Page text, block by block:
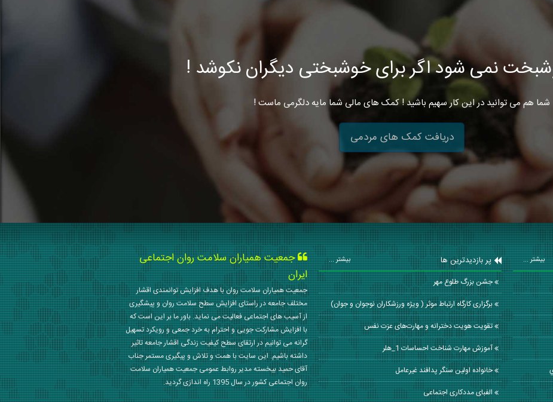
نمی شود اگر برای خوشبختی دیگران نکوشد !
شما هم می توانید در این کار سهیم باشید ! کمک های مالی شما مایه دلگرمی ماست !
دریافت کمک های مردمی
بیشتر ... پر بازدیدترین ها بیشتر ...
جشن بزرگ طلوع مهر
برگزاری کارگاه ارتباط موثر ( ویژه ورزشکاران نوجوان و جوان)
تقویت هویت دخترانه و مهارت‌های عزت نفس
آموزش مهارت شناخت احساسات 1_هلر
خانواده اولین سنگر پدافند غیرعامل
الفبای مددکاری اجتماعی
جمعیت همیاران سلامت روان اجتماعی
ایران
جمعیت همیاران سلامت روان با هدف افزایش توانمندی اقشار
مختلف جامعه در راستای افزایش سطح سلامت روان و پیشگیری
از آسیب های اجتماعی فعالیت می نماید. باور ما بر این است که
با افزایش مشارکت جویی و احترام به خرد جمعی و رویکرد تسهیل
گرانه می توانیم در ارتقای سطح کیفیت زندگی اقشار جامعه تاثیر
داشته باشیم. این سایت با همت و تلاش و پیگیری مستمر جناب
آقای حمید بیخسته مدیر روابط عمومی جمعیت همیاران سلامت
روان اجتماعی کشور در سال 1395 راه اندازی گردید.